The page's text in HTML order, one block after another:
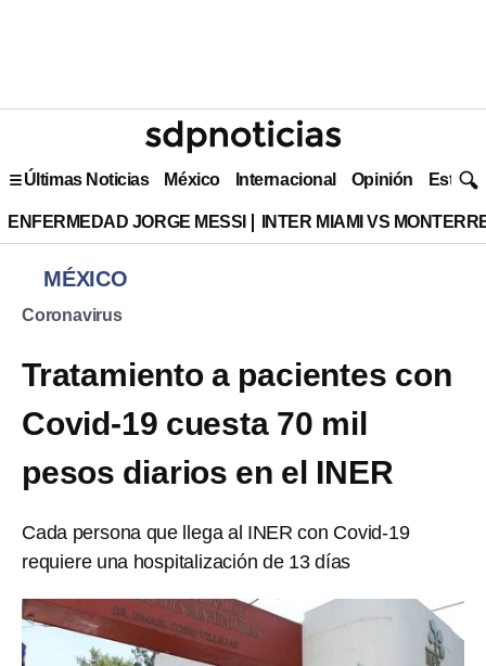
Últimas Noticias México Internacional Opinión Estilo
ENFERMEDAD JORGE MESSI INTER MIAMI VS
MÉXICO
Coronavirus
Tratamiento a pacientes con
Covid-19 cuesta 70 mil
pesos diarios en el INER
Cada persona que llega al INER con Covid-19
requiere una hospitalización de 13 días